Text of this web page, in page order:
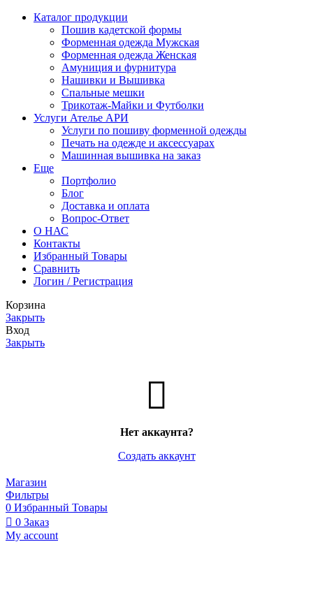
Каталог продукции
Пошив кадетской формы
Форменная одежда Мужская
Форменная одежда Женская
Амуниция и фурнитура
Нашивки и Вышивка
Спальные мешки
Трикотаж-Майки и Футболки
Услуги Ателье АРИ
Услуги по пошиву форменной одежды
Печать на одежде и аксессуарах
Машинная вышивка на заказ
Еще
Портфолио
Блог
Доставка и оплата
Вопрос-Ответ
О НАС
Контакты
Избранный Товары
Сравнить
Логин / Регистрация
Корзина
Закрыть
Вход
Закрыть
Нет аккаунта?
Создать аккаунт
Магазин
Фильтры
0 Избранный Товары
0 Заказ
My account